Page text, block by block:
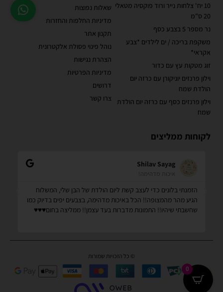
10 יח' צלחות נייר ורוד פוקסיה מטאלי
20 ס"מ
נר מספר 5 בצבע כסף
משקפת בריכה / ים לילדים *צבע
אקראי*
זוג מטקות עץ עם כדור
וילון פרנזים יוניקורן עם כרזה יום
הולדת שמח
וילון פרנזים כסף עם כרזה יום הולדת
שמח
שאלות נפוצות
מדיניות החלפות והחזרות
תקנון אתר
נוהל פינוי פסולת אלקטרונית
הצהרת נגישות
מדיניות הפרטיות
דרושים
צרו קשר
לקוחות ממליצים
Shilav Sayag
איכות מדהימה!
הזמנתי בלונים כדי לעצב קשת ליום הולדת של הבן שלי, המשלוח
הגיע מהר מהמצופה!! הכל באיכות מדהימה, בצבעים יפים בדיוק כמו
שחשבתי שיהיו!! התמונות מדברות בעד עצמן!! ממליצה בחום♥️♥️♥️
© כל הזכויות שמורות
0